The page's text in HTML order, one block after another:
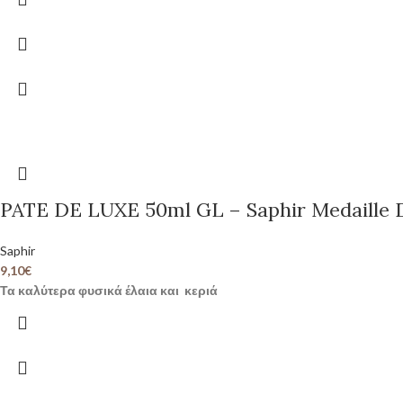
PATE DE LUXE 50ml GL – Saphir Medaille
Saphir
9,10€
Τα καλύτερα φυσικά έλαια και κεριά